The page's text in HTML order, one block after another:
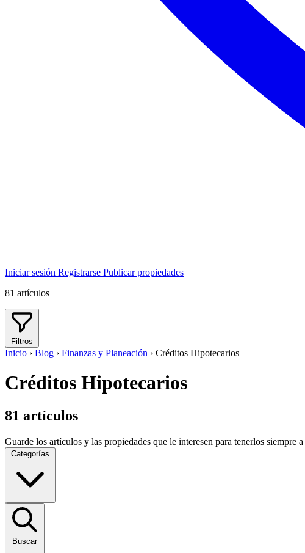
Iniciar sesión Registrarse Publicar propiedades
81 artículos
Filtros
Inicio › Blog › Finanzas y Planeación › Créditos Hipotecarios
Créditos Hipotecarios
81 artículos
Guarde los artículos y las propiedades que le interesen para tenerlos siempre
Categorías
Buscar